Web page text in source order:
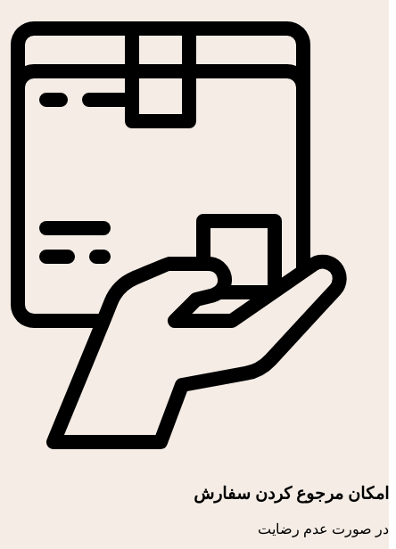
امکان مرجوع کردن سفارش
در صورت عدم رضایت